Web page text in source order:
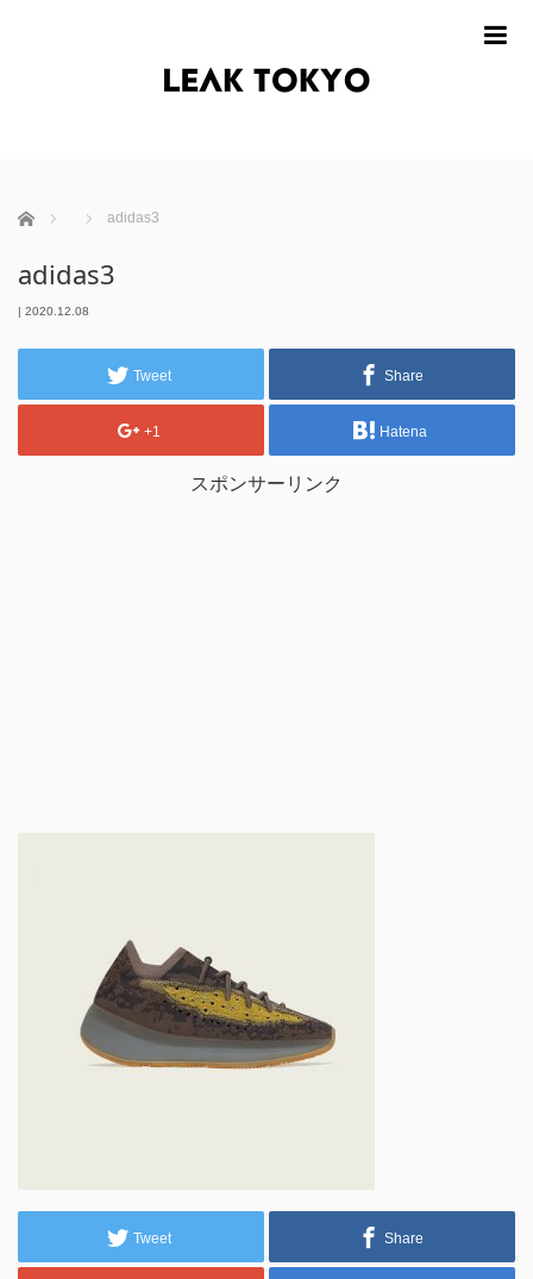
ホーム adidas3
adidas3
| 2020.12.08
Tweet Share
+1 Hatena
スポンサーリンク
Tweet Share